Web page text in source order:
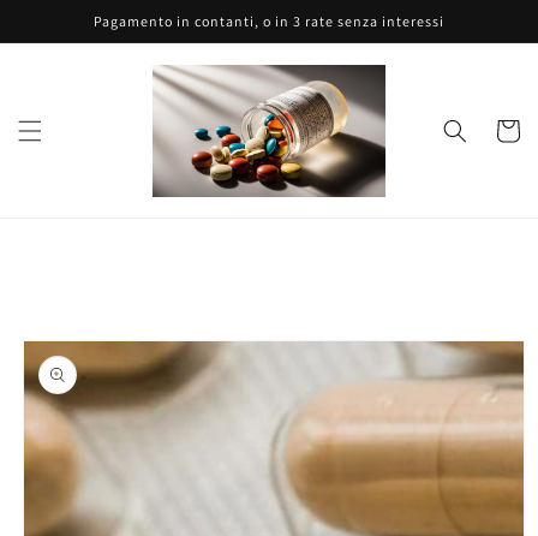
direttamente
ai contenuti
Pagamento in contanti, o in 3 rate senza interessi
Carrello
Passa alle
informazioni
sul prodotto